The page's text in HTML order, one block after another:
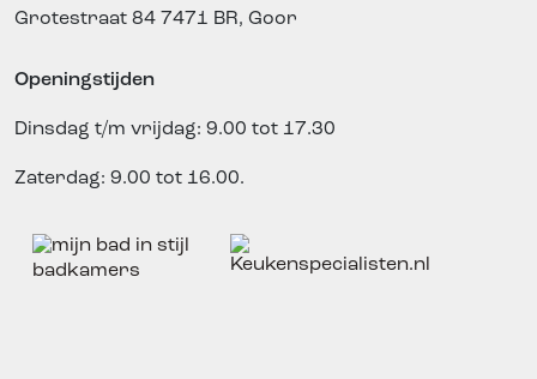
Grotestraat 84 7471 BR, Goor
Openingstijden
Dinsdag t/m vrijdag: 9.00 tot 17.30
Zaterdag: 9.00 tot 16.00.